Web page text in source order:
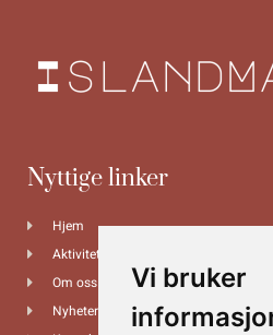
Vi bruker
Nyttige linker
Hjem
Aktiviteter
Om oss
Nyheter